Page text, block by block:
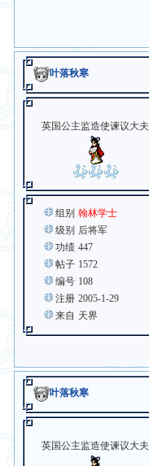
叶落秋寒
英国公主监造使谏议大夫
组别 翰林学士
级别 后将军
功绩 447
帖子 1572
编号 108
注册 2005-1-29
来自 天界
叶落秋寒
英国公主监造使谏议大夫